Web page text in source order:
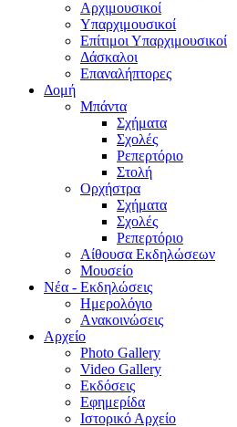
Aρχιμουσικοί
Υπαρχιμουσικοί
Επίτιμοι Υπαρχιμουσικοί
Δάσκαλοι
Επαναλήπτορες
Δομή
Μπάντα
Σχήματα
Σχολές
Ρεπερτόριο
Στολή
Ορχήστρα
Σχήματα
Σχολές
Ρεπερτόριο
Aίθουσα Εκδηλώσεων
Μουσείο
Νέα - Εκδηλώσεις
Ημερολόγιο
Aνακοινώσεις
Αρχείο
Photo Gallery
Video Gallery
Εκδόσεις
Εφημερίδα
Ιστορικό Αρχείο